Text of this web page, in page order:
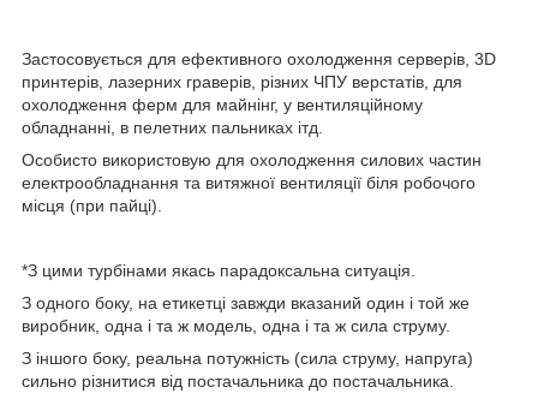
Застосовується для ефективного охолодження серверів, 3D
принтерів, лазерних граверів, різних ЧПУ верстатів, для
охолодження ферм для майнінг, у вентиляційному
обладнанні, в пелетних пальниках ітд.
Особисто використовую для охолодження силових частин
електрообладнання та витяжної вентиляції біля робочого
місця (при пайці).
*З цими турбінами якась парадоксальна ситуація.
З одного боку, на етикетці завжди вказаний один і той же
виробник, одна і та ж модель, одна і та ж сила струму.
З іншого боку, реальна потужність (сила струму, напруга)
сильно різнитися від постачальника до постачальника.